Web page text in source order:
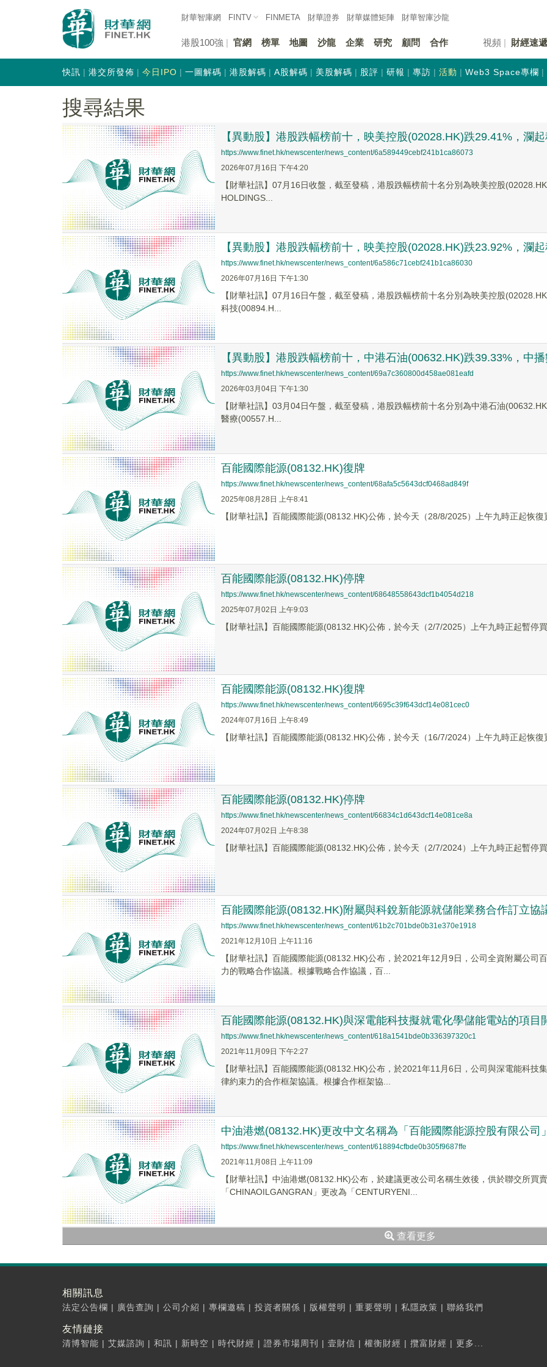
財華智庫網 FINTV FINMETA 財華證券 財華媒體矩陣 財華智庫沙龍
港股100強 官網 榜單 地圖 沙龍 企業 研究 顧問 合作 視頻 財經速遞
快訊 港交所發佈 今日IPO 一圖解碼 港股解碼 A股解碼 美股解碼 股評 研報 專訪 活動 Web3 Space專欄
搜尋結果
【異動股】港股跌幅榜前十，映美控股(02028.HK)跌29.41%，瀾
https://www.finet.hk/newscenter/news_content/6a589449cebf241b1ca86073
2026年07月16日 下午4:20
【財華社訊】07月16日收盤，截至發稿，港股跌幅榜前十名分別為映美控股
HOLDINGS...
【異動股】港股跌幅榜前十，映美控股(02028.HK)跌23.92%，瀾
https://www.finet.hk/newscenter/news_content/6a586c71cebf241b1ca86030
2026年07月16日 下午1:30
【財華社訊】07月16日午盤，截至發稿，港股跌幅榜前十名分別為映美控股
科技(00894.H...
【異動股】港股跌幅榜前十，中港石油(00632.HK)跌39.33%，中
https://www.finet.hk/newscenter/news_content/69a7c360800d458ae081eafd
2026年03月04日 下午1:30
【財華社訊】03月04日午盤，截至發稿，港股跌幅榜前十名分別為中港石油
醫療(00557.H...
百能國際能源(08132.HK)復牌
https://www.finet.hk/newscenter/news_content/68afa5c5643dcf0468ad849f
2025年08月28日 上午8:41
【財華社訊】百能國際能源(08132.HK)公佈，於今天（28/8/2025）上午九時正起恢復
百能國際能源(08132.HK)停牌
https://www.finet.hk/newscenter/news_content/68648558643dcf1b4054d218
2025年07月02日 上午9:03
【財華社訊】百能國際能源(08132.HK)公佈，於今天（2/7/2025）上午九時正起暫停買
百能國際能源(08132.HK)復牌
https://www.finet.hk/newscenter/news_content/6695c39f643dcf14e081cec0
2024年07月16日 上午8:49
【財華社訊】百能國際能源(08132.HK)公佈，於今天（16/7/2024）上午九時正起恢復
百能國際能源(08132.HK)停牌
https://www.finet.hk/newscenter/news_content/66834c1d643dcf14e081ce8a
2024年07月02日 上午8:38
【財華社訊】百能國際能源(08132.HK)公佈，於今天（2/7/2024）上午九時正起暫停買
百能國際能源(08132.HK)附屬與科銳新能源就儲能業務合作訂立協
https://www.finet.hk/newscenter/news_content/61b2c701bde0b31e370e1918
2021年12月10日 上午11:16
【財華社訊】百能國際能源(08132.HK)公布，於2021年12月9日，公司全資附屬公司
力的戰略合作協議。根據戰略合作協議，百...
百能國際能源(08132.HK)與深電能科技擬就電化學儲能電站的項目
https://www.finet.hk/newscenter/news_content/618a1541bde0b336397320c1
2021年11月09日 下午2:27
【財華社訊】百能國際能源(08132.HK)公布，於2021年11月6日，公司與深電能科技
律約束力的合作框架協議。根據合作框架協...
中油港燃(08132.HK)更改中文名稱為「百能國際能源控股有限公司」
https://www.finet.hk/newscenter/news_content/618894cfbde0b305f9687ffe
2021年11月08日 上午11:09
【財華社訊】中油港燃(08132.HK)公布，於建議更改公司名稱生效後，供於聯交所買
「CHINAOILGANGRAN」更改為「CENTURYENI...
查看更多
相關訊息
法定公告欄 | 廣告查詢 | 公司介紹 | 專欄邀稿 | 投資者關係 | 版權聲明 | 重要聲明 | 私隱政策 | 聯絡我們
友情鏈接
清博智能 | 艾媒諮詢 | 和訊 | 新時空 | 時代財經 | 證券市場周刊 | 壹財信 | 權衡財經 | 攬富財經 | 更多...